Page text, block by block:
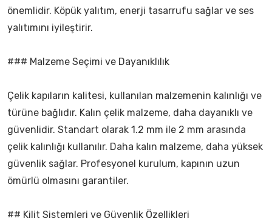
önemlidir. Köpük yalıtım, enerji tasarrufu sağlar ve ses
yalıtımını iyileştirir.
### Malzeme Seçimi ve Dayanıklılık
Çelik kapıların kalitesi, kullanılan malzemenin kalınlığı ve
türüne bağlıdır. Kalın çelik malzeme, daha dayanıklı ve
güvenlidir. Standart olarak 1.2 mm ile 2 mm arasında
çelik kalınlığı kullanılır. Daha kalın malzeme, daha yüksek
güvenlik sağlar. Profesyonel kurulum, kapının uzun
ömürlü olmasını garantiler.
## Kilit Sistemleri ve Güvenlik Özellikleri